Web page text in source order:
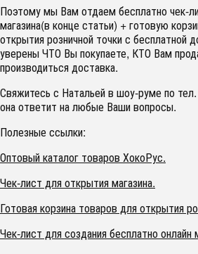
Поэтому мы Вам отдаем бесплатно чек-
магазина(в конце статьи) + готовую
открытия розничной точки с бесплатной
уверены ЧТО Вы покупаете, КТО Вам
производиться доставка.
Свяжитесь с Натальей в шоу-руме по
она ответит на любые Ваши вопросы.
Полезные ссылки:
Оптовый каталог товаров ХокоРус.
Чек-лист для открытия магазина.
Готовая корзина товаров для открытия
Чек-лист для создания бесплатно онлайн